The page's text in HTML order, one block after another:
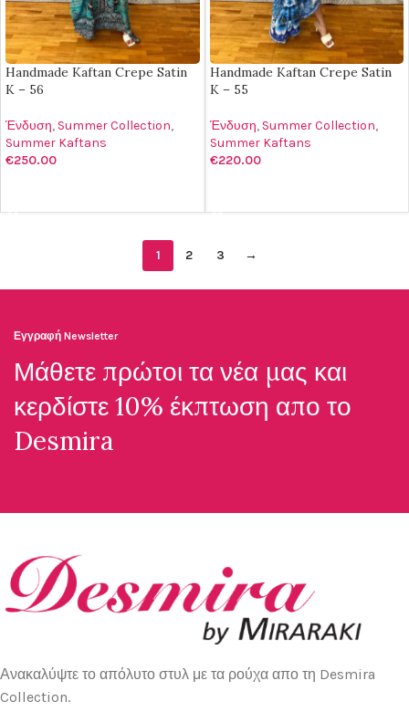
Handmade Kaftan Crepe Satin
K – 56
Ένδυση, Summer Collection,
Summer Kaftans
€250.00
Handmade Kaftan Crepe Satin
K – 55
Ένδυση, Summer Collection,
Summer Kaftans
€220.00
1 2 3 →
Εγγραφή Newsletter
Μάθετε πρώτοι τα νέα μας και
κερδίστε 10% έκπτωση απο το
Desmira
Ανακαλύψτε το απόλυτο στυλ με τα ρούχα απο τη Desmira
Collection.